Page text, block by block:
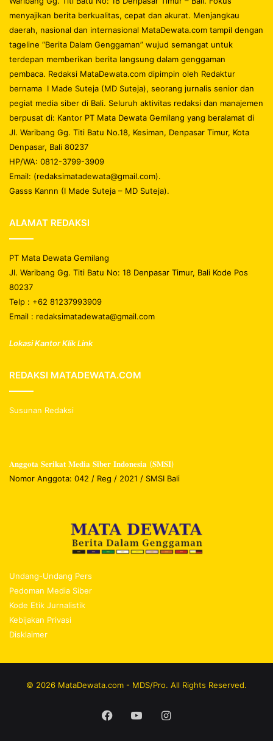
menyajikan berita berkualitas, cepat dan akurat. Menjangkau
daerah, nasional dan internasional MataDewata.com tampil dengan
tageline “Berita Dalam Genggaman” wujud semangat untuk
terdepan memberikan berita langsung dalam genggaman
pembaca. Redaksi MataDewata.com dipimpin oleh Redaktur
bernama I Made Suteja (MD Suteja), seorang jurnalis senior dan
pegiat media siber di Bali. Seluruh aktivitas redaksi dan manajemen
berpusat di: Kantor PT Mata Dewata Gemilang yang beralamat di
Jl. Waribang Gg. Titi Batu No.18, Kesiman, Denpasar Timur, Kota
Denpasar, Bali 80237
HP/WA: 0812-3799-3909
Email: (redaksimatadewata@gmail.com).
Gasss Kannn (I Made Suteja – MD Suteja).
ALAMAT REDAKSI
PT Mata Dewata Gemilang
Jl. Waribang Gg. Titi Batu No: 18 Denpasar Timur, Bali Kode Pos
80237
Telp : +62 81237993909
Email : redaksimatadewata@gmail.com
Lokasi Kantor Klik Link
REDAKSI MATADEWATA.COM
Susunan Redaksi
𝐀𝐧𝐠𝐠𝐨𝐭𝐚 𝐒𝐞𝐫𝐢𝐤𝐚𝐭 𝐌𝐞𝐝𝐢𝐚 𝐒𝐢𝐛𝐞𝐫 𝐈𝐧𝐝𝐨𝐧𝐞𝐬𝐢𝐚 (𝐒𝐌𝐒𝐈)
Nomor Anggota: 042 / Reg / 2021 / SMSI Bali
Undang-Undang Pers
Pedoman Media Siber
Kode Etik Jurnalistik
Kebijakan Privasi
Disklaimer
© 2026 MataDewata.com - MDS/Pro. All Rights Reserved.
Facebook
YouTubeInstagram